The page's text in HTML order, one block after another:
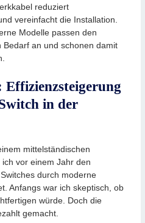
reduziert
vereinfacht die Installation.
Modelle passen den
an und schonen damit
in der
mittelständischen
vor einem Jahr den
durch moderne
Anfangs war ich skeptisch, ob
würde. Doch die
gemacht.